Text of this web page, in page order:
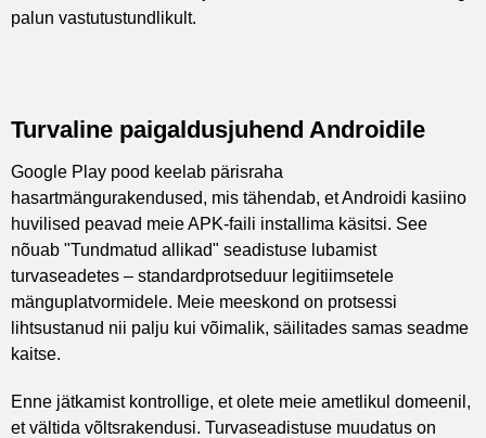
palun vastutustundlikult.
Turvaline paigaldusjuhend Androidile
Google Play pood keelab pärisraha
hasartmängurakendused, mis tähendab, et Androidi kasiino
huvilised peavad meie APK-faili installima käsitsi. See
nõuab "Tundmatud allikad" seadistuse lubamist
turvaseadetes – standardprotseduur legitiimsetele
mänguplatvormidele. Meie meeskond on protsessi
lihtsustanud nii palju kui võimalik, säilitades samas seadme
kaitse.
Enne jätkamist kontrollige, et olete meie ametlikul domeenil,
et vältida võltsrakendusi. Turvaseadistuse muudatus on